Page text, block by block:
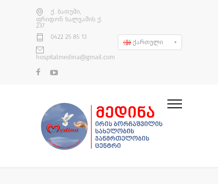
ქ. ბათუმი,
ფრიდონ ხალვაშის ქ.
237
0422 25 85 13
hospitalmedina@gmail.com
ქართული